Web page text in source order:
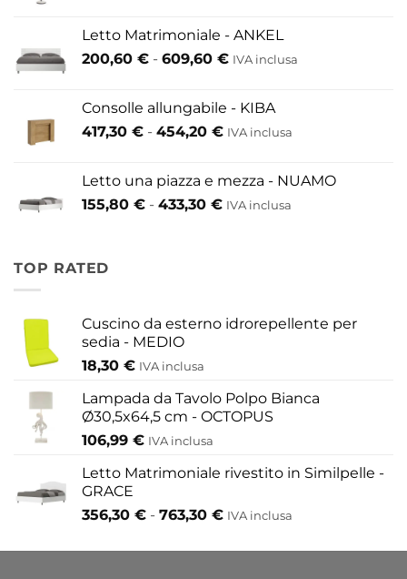
da
52,80 €
146,30 €
Letto Matrimoniale - ANKEL
200,60 € - 609,60 €Fascia
da
200,60 €
609,60 €
IVA inclusa
Consolle allungabile - KIBA
417,30 € - 454,20 €Fascia
da
417,30 €
IVA inclusa
Letto una piazza e mezza - NUAMO
155,80 € - 433,30 €Fascia
433,30 €
IVA inclusa
TOP RATED
Cuscino da esterno idrorepellente per
sedia - MEDIO
18,30 € IVA inclusa
Lampada da Tavolo Polpo Bianca
Ø30,5x64,5 cm - OCTOPUS
106,99 € IVA inclusa
Letto Matrimoniale rivestito in Similpelle -
GRACE
356,30 € - 763,30 €Fascia
prezzo:
IVA inclusa